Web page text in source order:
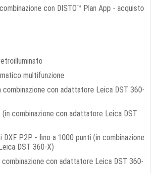
con DISTO™ Plan App - acquisto
multifunzione
combinazione con adattatore Leica DST 360-
combinazione con adattatore Leica DST
DXF P2P - fino a 1000 punti (in combinazione
DST 360-X)
combinazione con adattatore Leica DST 360-